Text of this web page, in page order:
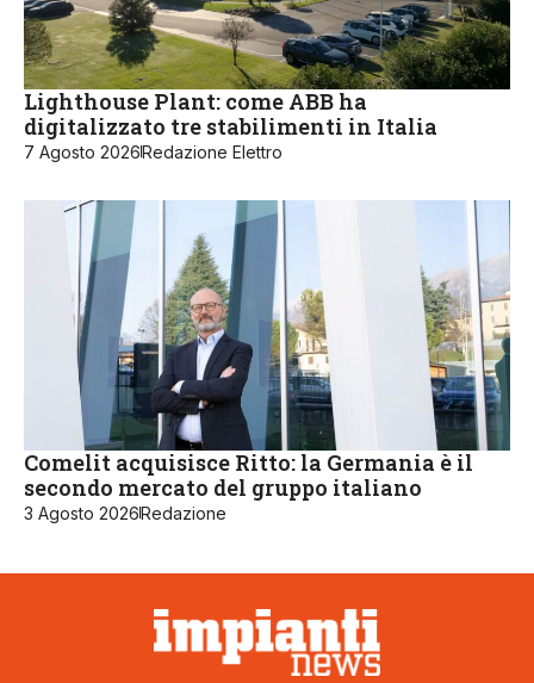
Lighthouse Plant: come ABB ha
digitalizzato tre stabilimenti in Italia
7 Agosto 2026Redazione Elettro
Comelit acquisisce Ritto: la Germania è il
secondo mercato del gruppo italiano
3 Agosto 2026Redazione